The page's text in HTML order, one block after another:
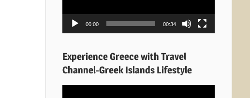
00:00 00:34
Experience Greece with Travel
Channel-Greek Islands Lifestyle